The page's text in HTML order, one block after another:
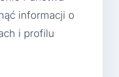
informacji o
i profilu